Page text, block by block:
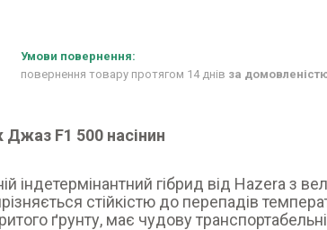
повернення товару протягом 14 днів за
Джаз F1 500 насінин
індетермінантний гібрид від Hazera з
стійкістю до перепадів
ґрунту, має чудову